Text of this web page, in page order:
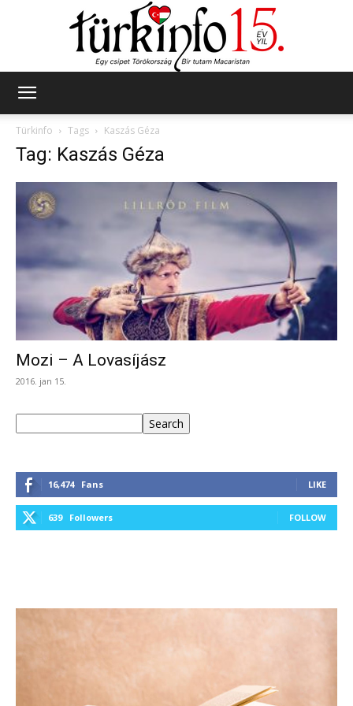
Türkinfo
Tags Kaszás Géza
Tag: Kaszás Géza
Mozi – A Lovasíjász
2016. jan 15.
Search
16,474 Fans LIKE
639 Followers FOLLOW